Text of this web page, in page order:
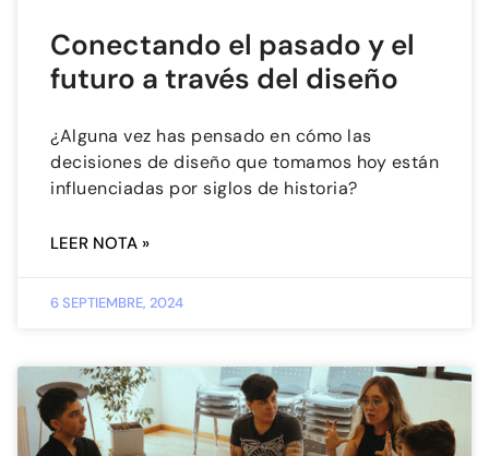
Conectando el pasado y el
futuro a través del diseño
¿Alguna vez has pensado en cómo las
decisiones de diseño que tomamos hoy están
influenciadas por siglos de historia?
LEER NOTA »
6 SEPTIEMBRE, 2024